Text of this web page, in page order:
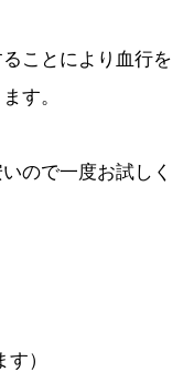
ことにより血行を
す。
ので一度お試しく
）